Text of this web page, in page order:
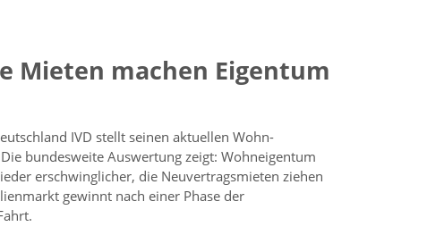
Mieten machen Eigentum
IVD stellt seinen aktuellen Wohn-
bundesweite Auswertung zeigt: Wohneigentum
erschwinglicher, die Neuvertragsmieten ziehen
gewinnt nach einer Phase der